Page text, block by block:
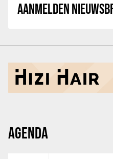
AANMELDEN
AGENDA